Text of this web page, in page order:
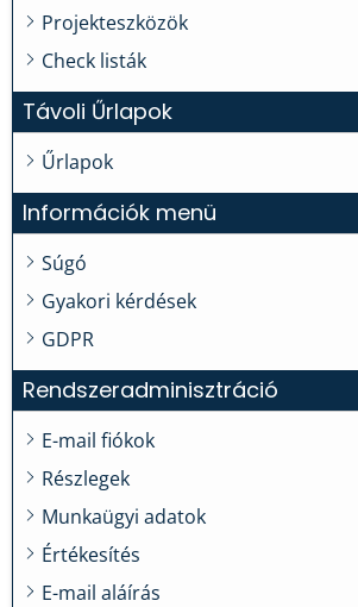
Projekteszközök
Check listák
Távoli Űrlapok
Űrlapok
Információk menü
Súgó
Gyakori kérdések
GDPR
Rendszeradminisztráció
E-mail fiókok
Részlegek
Munkaügyi adatok
Értékesítés
E-mail aláírás